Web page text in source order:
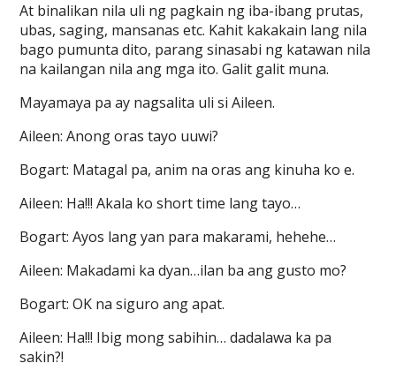
At binalikan nila uli ng pagkain ng iba-ibang prutas,
ubas, saging, mansanas etc. Kahit kakakain lang nila
bago pumunta dito, parang sinasabi ng katawan nila
na kailangan nila ang mga ito. Galit galit muna.
Mayamaya pa ay nagsalita uli si Aileen.
Aileen: Anong oras tayo uuwi?
Bogart: Matagal pa, anim na oras ang kinuha ko e.
Aileen: Ha!!! Akala ko short time lang tayo…
Bogart: Ayos lang yan para makarami, hehehe…
Aileen: Makadami ka dyan…ilan ba ang gusto mo?
Bogart: OK na siguro ang apat.
Aileen: Ha!!! Ibig mong sabihin… dadalawa ka pa
sakin?!